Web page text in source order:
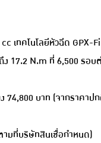
ทคโนโลยีหัวฉีด GPX-
17.2 N.m ที่ 6,500 รอบ
บาท (จากราคาป
ามที่บริษัทสินเชื่อกำหนด)